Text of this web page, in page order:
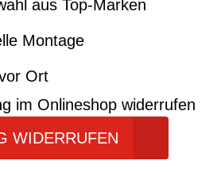
aus Top-Marken
Montage
Ort
im Onlineshop widerrufen
WIDERRUFEN